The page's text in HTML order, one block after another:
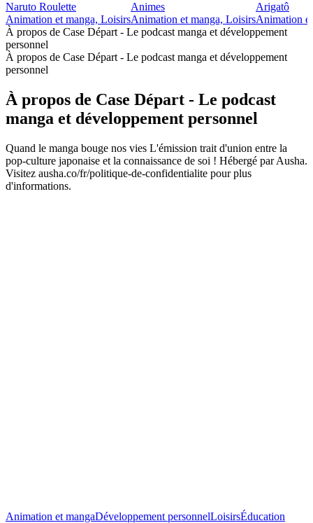
Naruto Roulette
Animation et manga, Loisirs
Animes
Animation et manga, Loisirs
Arigatô
Animation
À propos de Case Départ - Le podcast manga et développement
personnel
À propos de Case Départ - Le podcast manga et développement
personnel
À propos de Case Départ - Le podcast
manga et développement personnel
Quand le manga bouge nos vies L'émission trait d'union entre la
pop-culture japonaise et la connaissance de soi ! Hébergé par Ausha.
Visitez ausha.co/fr/politique-de-confidentialite pour plus
d'informations.
Animation et mangaDéveloppement personnelLoisirsÉducation